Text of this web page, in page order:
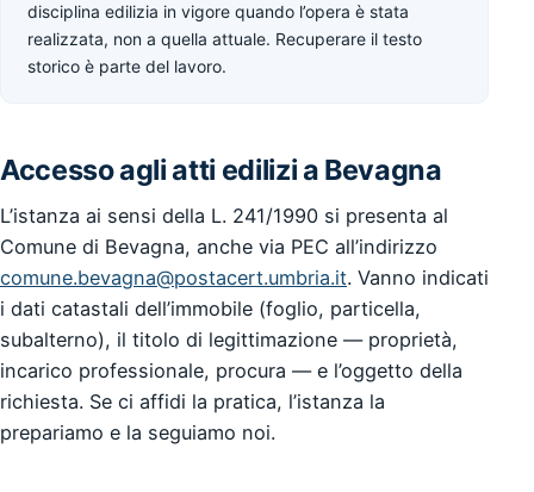
disciplina edilizia in vigore quando l’opera è stata
realizzata, non a quella attuale. Recuperare il testo
storico è parte del lavoro.
Accesso agli atti edilizi a Bevagna
L’istanza ai sensi della L. 241/1990 si presenta al
Comune di Bevagna, anche via PEC all’indirizzo
comune.bevagna@postacert.umbria.it. Vanno indicati
i dati catastali dell’immobile (foglio, particella,
subalterno), il titolo di legittimazione — proprietà,
incarico professionale, procura — e l’oggetto della
richiesta. Se ci affidi la pratica, l’istanza la
prepariamo e la seguiamo noi.